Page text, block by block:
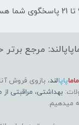
مرجع برتر
ماماپاپالند، بازوی فروش
بهداشتی، مراقبتی از
میدهیم.